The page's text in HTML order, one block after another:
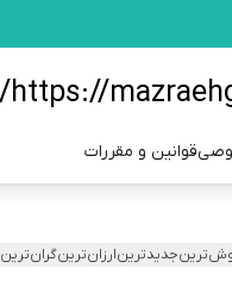
قوانین و مقررات
جدیدترینارزان‌ترینگران‌ترین